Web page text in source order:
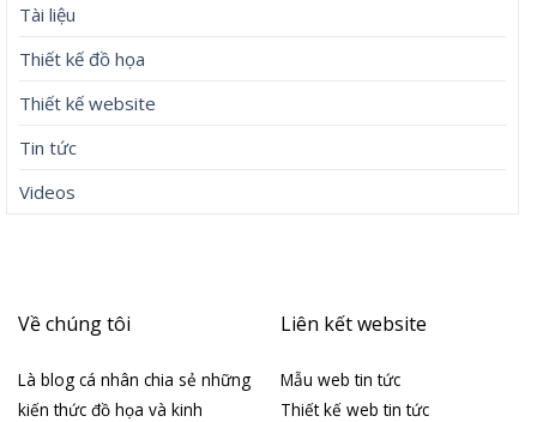
Tài liệu
Thiết kế đồ họa
Thiết kế website
Tin tức
Videos
Về chúng tôi
Là blog cá nhân chia sẻ những
kiến thức đồ họa và kinh
Liên kết website
Mẫu web tin tức
Thiết kế web tin tức